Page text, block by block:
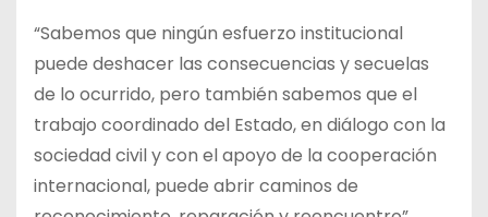
“Sabemos que ningún esfuerzo institucional
puede deshacer las consecuencias y secuelas
de lo ocurrido, pero también sabemos que el
trabajo coordinado del Estado, en diálogo con la
sociedad civil y con el apoyo de la cooperación
internacional, puede abrir caminos de